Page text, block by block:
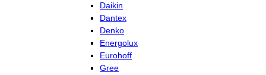
Daikin
Dantex
Denko
Energolux
Eurohoff
Gree